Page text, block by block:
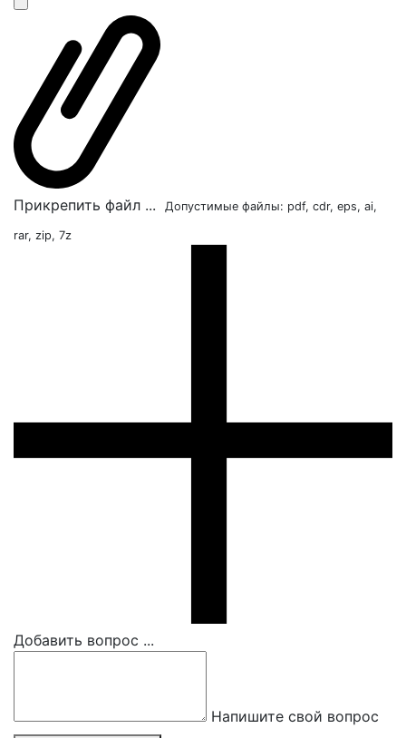
Прикрепить файл ... Допустимые файлы: pdf, cdr, eps, ai,
rar, zip, 7z
Добавить вопрос ...
Напишите свой вопрос